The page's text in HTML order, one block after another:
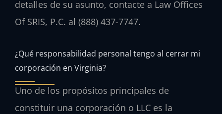
detalles de su asunto, contacte a Law Offices
Of SRIS, P.C. al (888) 437-7747.
¿Qué responsabilidad personal tengo al cerrar mi
corporación en Virginia?
Uno de los propósitos principales de
constituir una corporación o LLC es la